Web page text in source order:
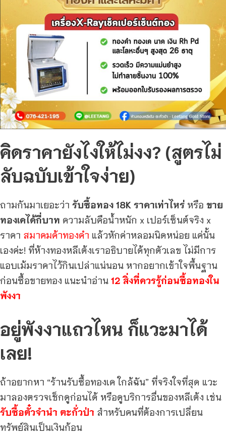
คิดราคายังไงให้ไม่งง? (สูตรไม่
ลับฉบับเข้าใจง่าย)
ถามกันมาเยอะว่า รับซื้อทอง 18K ราคาเท่าไหร่ หรือ ขาย
ทองเคได้กี่บาท ความลับคือน้ำหนัก x เปอร์เซ็นต์จริง x
ราคา สมาคมค้าทองคำ แล้วหักค่าหลอมนิดหน่อย แค่นั้น
เองค่ะ! ที่ห้างทองหลีเต้งเราอธิบายได้ทุกตัวเลข ไม่มีการ
แอบเม้มราคาไว้กินเปล่าแน่นอน หากอยากเข้าใจพื้นฐาน
ก่อนซื้อขายทอง แนะนำอ่าน 12 สิ่งที่ควรรู้ก่อนซื้อทองใน
พังงา
อยู่พังงาแถวไหน ก็แวะมาได้
เลย!
ถ้าอยากหา “ร้านรับซื้อทองเค ใกล้ฉัน” ที่จริงใจที่สุด แวะ
มาลองตรวจเช็กดูก่อนได้ หรือดูบริการอื่นของหลีเต้ง เช่น
รับซื้อตั๋วจำนำ ตะกั่วป่า สำหรับคนที่ต้องการเปลี่ยน
ทรัพย์สินเป็นเงินก้อน